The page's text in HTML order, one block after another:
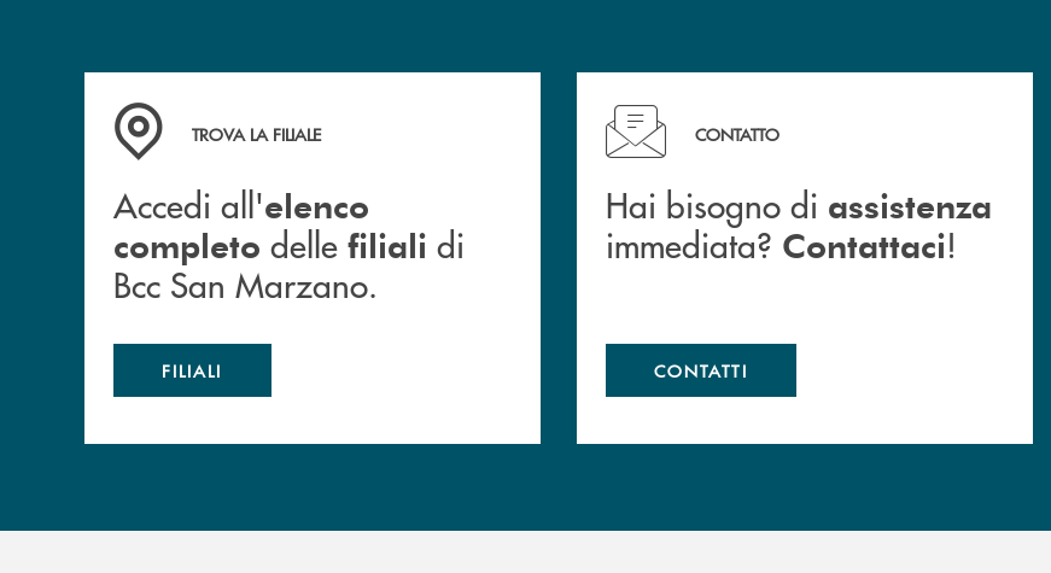
Accedi all' elenco completo delle filiali di Bcc San Marzano.
TROVA LA FILIALE
Accedi all'elenco
completo delle filiali di
Bcc San Marzano.
FILIALI
Hai bisogno di assistenza immediata? Contattaci !
CONTATTO
Hai bisogno di assistenza
immediata? Contattaci!
CONTATTI